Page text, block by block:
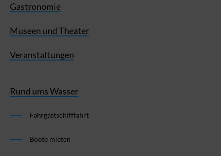
Gastronomie
Museen und Theater
Veranstaltungen
Rund ums Wasser
Fahrgastschifffahrt
Boote mieten